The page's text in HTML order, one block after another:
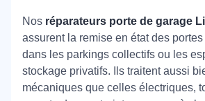
Nos réparateurs porte de garage
assurent la remise en état des
dans les parkings collectifs ou les
stockage privatifs. Ils traitent aussi
mécaniques que celles électriques,